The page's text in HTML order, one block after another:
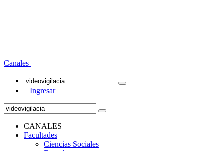
Canales
Ingresar
CANALES
Facultades
Ciencias Sociales